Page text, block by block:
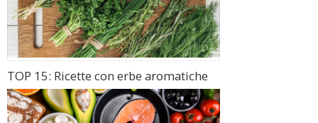
TOP 15: Ricette con erbe aromatiche